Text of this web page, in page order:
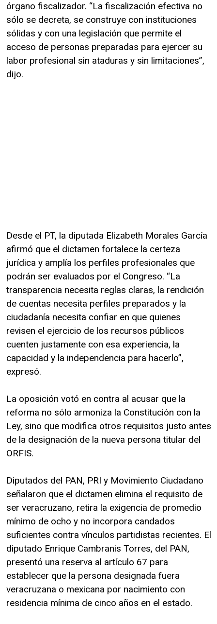
órgano fiscalizador. “La fiscalización efectiva no
sólo se decreta, se construye con instituciones
sólidas y con una legislación que permite el
acceso de personas preparadas para ejercer su
labor profesional sin ataduras y sin limitaciones”,
dijo.
Desde el PT, la diputada Elizabeth Morales García
afirmó que el dictamen fortalece la certeza
jurídica y amplía los perfiles profesionales que
podrán ser evaluados por el Congreso. “La
transparencia necesita reglas claras, la rendición
de cuentas necesita perfiles preparados y la
ciudadanía necesita confiar en que quienes
revisen el ejercicio de los recursos públicos
cuenten justamente con esa experiencia, la
capacidad y la independencia para hacerlo”,
expresó.
La oposición votó en contra al acusar que la
reforma no sólo armoniza la Constitución con la
Ley, sino que modifica otros requisitos justo antes
de la designación de la nueva persona titular del
ORFIS.
Diputados del PAN, PRI y Movimiento Ciudadano
señalaron que el dictamen elimina el requisito de
ser veracruzano, retira la exigencia de promedio
mínimo de ocho y no incorpora candados
suficientes contra vínculos partidistas recientes. El
diputado Enrique Cambranis Torres, del PAN,
presentó una reserva al artículo 67 para
establecer que la persona designada fuera
veracruzana o mexicana por nacimiento con
residencia mínima de cinco años en el estado.